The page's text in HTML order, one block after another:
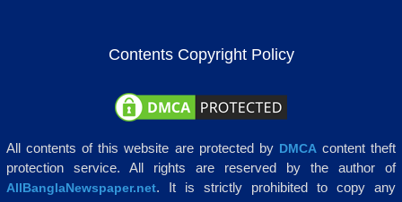
Contents Copyright Policy
All contents of this website are protected by DMCAcontent theft
protection service. All rights are reserved by the author of
AllBanglaNewspaper.net. It is strictly prohibited to copy any